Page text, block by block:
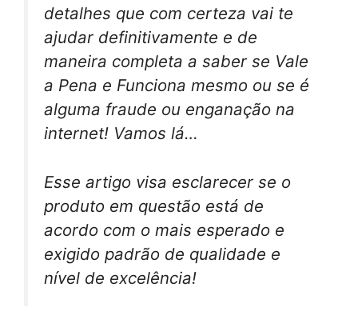
detalhes que com certeza vai te
ajudar definitivamente e de
maneira completa a saber se Vale
a Pena e Funciona mesmo ou se é
alguma fraude ou enganação na
internet! Vamos lá…
Esse artigo visa esclarecer se o
produto em questão está de
acordo com o mais esperado e
exigido padrão de qualidade e
nível de excelência!